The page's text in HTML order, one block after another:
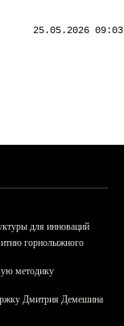
25.05.2026
для инноваций
горнолыжного
методику
Дмитрия Демешина